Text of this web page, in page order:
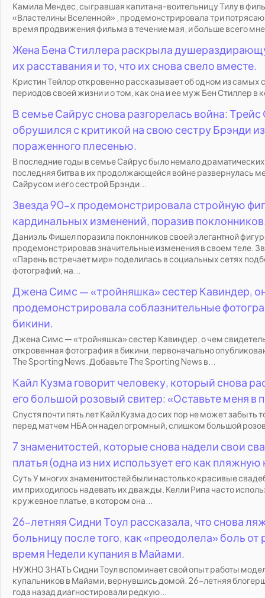
Камила Мендес, сыгравшая капитана-воительницу Тилу в
«Властелины Вселенной» , продемонстрировала три
время продвижения фильма в течение мая, и больше всего
Жена Бена Стиллера раскрыла
их расставания и то, что их снова свело вместе.
Кристин Тейлор откровенно рассказывает об одном из самых
периодов своей жизни и о том, как она и ее муж Бен Стиллер в
В семье Сайрус снова разгорелась война:
обрушился с критикой на свою сестру Брэнди
пораженного плесенью.
В последние годы в семье Сайрус было немало
последняя битва в их продолжающейся войне развернулась
Сайрусом и его сестрой Брэнди...
Звезда 90-х продемонстрировала стройную
кардинальных изменений, поразив
Даниэль Фишел поразила поклонников своей элегантной
продемонстрировав значительные изменения в своем теле.
«Парень встречает мир» поделилась в социальных сетях
фотографий, на...
Джена Симс — «тройняшка» сестер Кавиндер,
продемонстрировала соблазнительные
бикини.
Джена Симс — «тройняшка» сестер Кавиндер, о чем
откровенная фотография в бикини, первоначально
The Sporting News. Добавьте The Sporting News в...
Кайл Кузма говорит человеку, который снова
его большой розовый свитер: «Оставьте меня в
Спустя почти пять лет Кайл Кузма до сих пор не может забыть
перед матчем НБА он надел огромный, слишком большой
7 знаменитостей, которые снова надели свои
платья (одна из них использует его как пляжную
Суть У многих знаменитостей были настолько красивые
им приходилось надевать их дважды. Келли Рипа часто
кружевное платье, в котором она...
26-летняя Сидни Тоул рассказала, что снова
больницу после того, как «преодолела» боль от
время Недели купания в Майами.
НУЖНО ЗНАТЬ Сидни Тоул вспоминает свой опыт работы
купальников в Майами, вернувшись домой. 26-летняя
года назад диагностировали редкую...